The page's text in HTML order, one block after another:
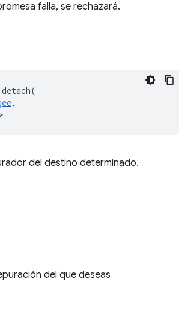
falla, se rechazará.
detach(
,
del destino determinado.
del que deseas